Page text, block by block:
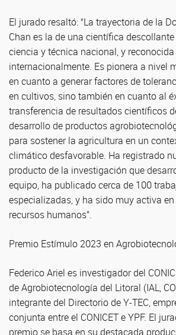
El jurado resaltó: “La trayectoria de la
Chan es la de una científica
ciencia y técnica nacional, y reconocida
internacionalmente. Es pionera a nivel
en cuanto a generar factores de
en cultivos, sino también en cuanto al
transferencia de resultados científicos
desarrollo de productos
para sostener la agricultura en un
climático desfavorable. Ha registrado
producto de la investigación que
equipo, ha publicado cerca de 100
especializadas, y ha sido muy activa
recursos humanos”.
Premio Estímulo 2023 en
Federico Ariel es investigador del
de Agrobiotecnología del Litoral (IAL,
integrante del Directorio de Y-TEC,
conjunta entre el CONICET e YPF. El
premio se basa en su destacada